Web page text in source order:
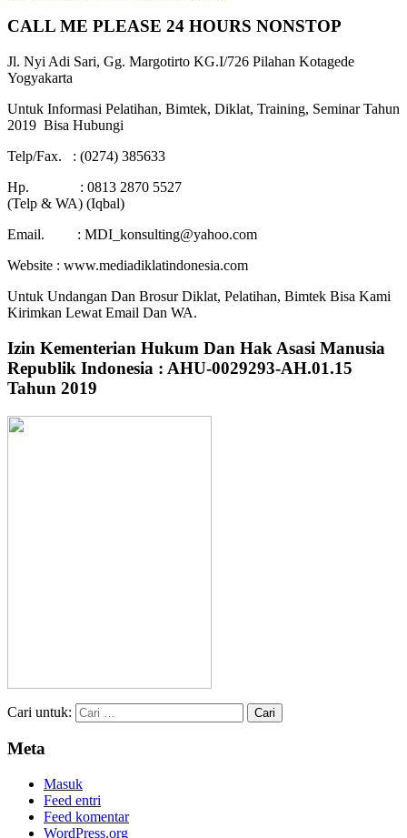
CALL ME PLEASE 24 HOURS NONSTOP
Jl. Nyi Adi Sari, Gg. Margotirto KG.I/726 Pilahan Kotagede
Yogyakarta
Untuk Informasi Pelatihan, Bimtek, Diklat, Training, Seminar Tahun
2019 Bisa Hubungi
Telp/Fax. : (0274) 385633
Hp. : 0813 2870 5527
(Telp & WA) (Iqbal)
Email. : MDI_konsulting@yahoo.com
Website : www.mediadiklatindonesia.com
Untuk Undangan Dan Brosur Diklat, Pelatihan, Bimtek Bisa Kami
Kirimkan Lewat Email Dan WA.
Izin Kementerian Hukum Dan Hak Asasi Manusia
Republik Indonesia : AHU-0029293-AH.01.15
Tahun 2019
Cari untuk:
Meta
Masuk
Feed entri
Feed komentar
WordPress.org